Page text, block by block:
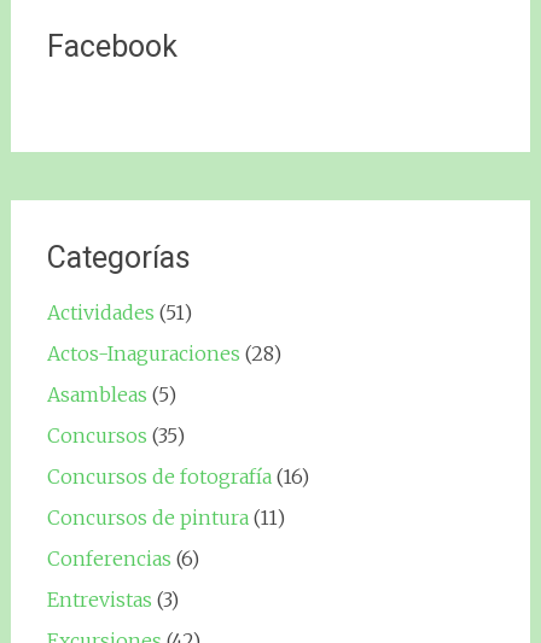
Facebook
Categorías
Actividades (51)
Actos-Inaguraciones (28)
Asambleas (5)
Concursos (35)
Concursos de fotografía(16)
Concursos de pintura(11)
Conferencias (6)
Entrevistas (3)